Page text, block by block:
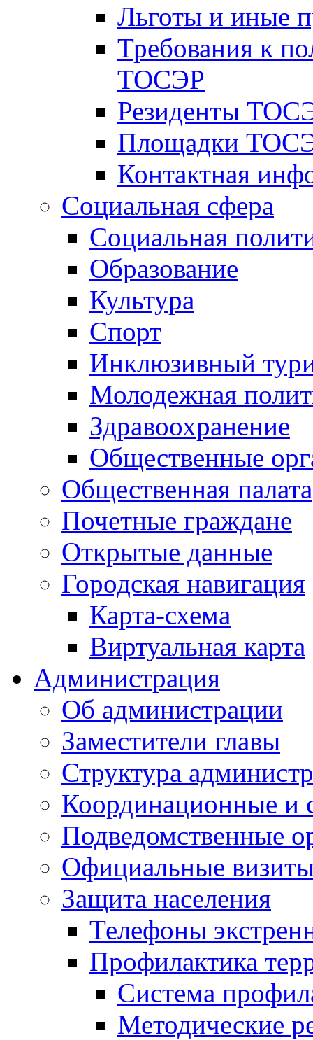
Льготы и иные
Требования к
ТОСЭР
Резиденты
Площадки
Контактная
Социальная сфера
Социальная
Образование
Культура
Спорт
Инклюзивный
Молодежная
Здравоохранение
Общественные
Общественная палата
Почетные граждане
Открытые данные
Городская навигация
Карта-схема
Виртуальная карта
Администрация
Об администрации
Заместители главы
Структура
Координационные и
Подведомственные
Официальные
Защита населения
Телефоны
Профилактика
Система
Методические